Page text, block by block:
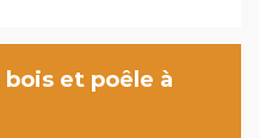
et poêle à